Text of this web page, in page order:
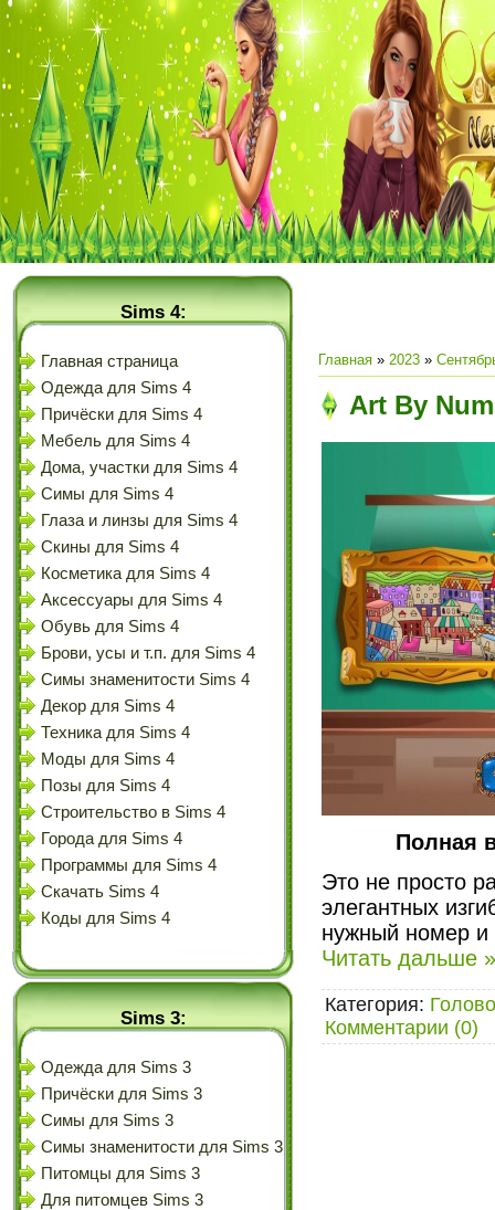
Sims 4:
Главная страница
Одежда для Sims 4
Причёски для Sims 4
Мебель для Sims 4
Дома, участки для Sims 4
Симы для Sims 4
Глаза и линзы для Sims 4
Скины для Sims 4
Косметика для Sims 4
Аксессуары для Sims 4
Обувь для Sims 4
Брови, усы и т.п. для Sims 4
Симы знаменитости Sims 4
Декор для Sims 4
Техника для Sims 4
Моды для Sims 4
Позы для Sims 4
Строительство в Sims 4
Города для Sims 4
Программы для Sims 4
Скачать Sims 4
Коды для Sims 4
Sims 3:
Одежда для Sims 3
Причёски для Sims 3
Симы для Sims 3
Симы знаменитости для Sims 3
Питомцы для Sims 3
Для питомцев Sims 3
Главная » 2023 »
Art By
Полная
Это не просто
элегантных
нужный номер и
Читать дальше »
Категория:
Комментарии (0)